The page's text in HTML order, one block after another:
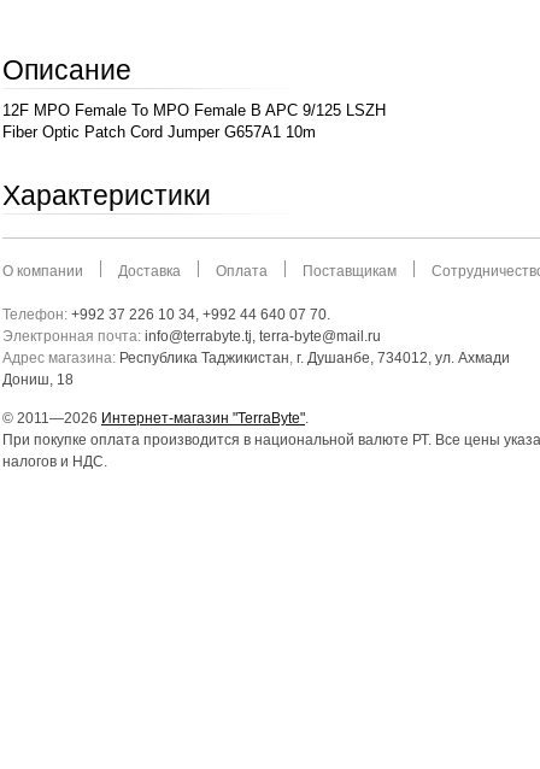
Описание
12F MPO Female To MPO Female B APC 9/125 LSZH
Fiber Optic Patch Cord Jumper G657A1 10m
Характеристики
О компании Доставка Оплата Поставщикам
Телефон: +992 37 226 10 34, +992 44 640 07 70.
Электронная почта: info@terrabyte.tj, terra-byte@mail.ru
Адрес магазина: Республика Таджикистан, г. Душанбе, 734012, ул. Ахмади
Дониш, 18
© 2011—2026 Интернет-магазин "TerraByte".
При покупке оплата производится в национальной валюте РТ. Все цены
налогов и НДС.